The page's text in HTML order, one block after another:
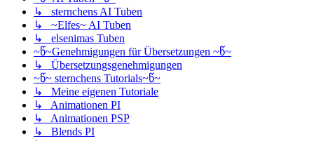
↳ sternchens AI Tuben
↳ ~Elfes~ AI Tuben
↳ elsenimas Tuben
~წ~Genehmigungen für Übersetzungen ~წ~
↳ Übersetzungsgenehmigungen
~წ~ sternchens Tutorials~წ~
↳ Meine eigenen Tutoriale
↳ Animationen PI
↳ Animationen PSP
↳ Blends PI